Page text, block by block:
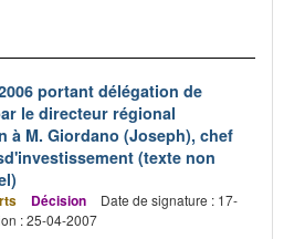
portant délégation de
le directeur régional
à M. Giordano (Joseph), chef
(texte non
Décision
Date de signature : 17-
: 25-04-2007